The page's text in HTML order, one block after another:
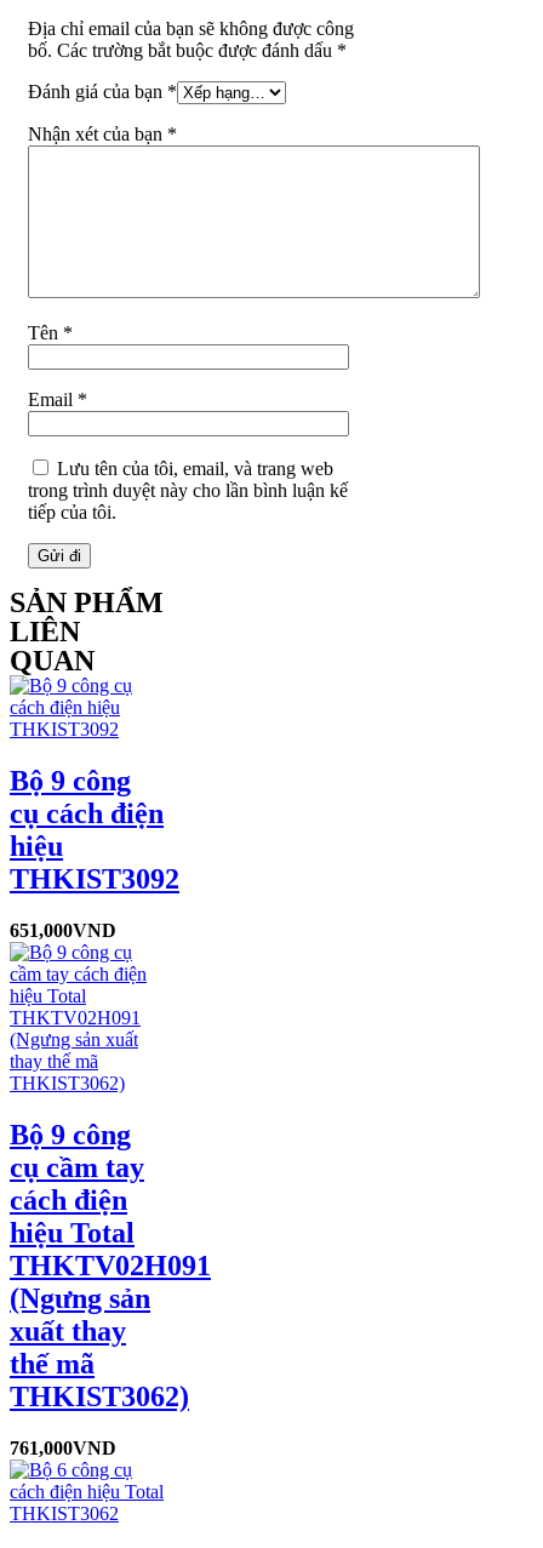
Địa chỉ email của bạn sẽ không được công
bố. Các trường bắt buộc được đánh dấu *
Đánh giá của bạn *
Nhận xét của bạn *
Tên *
Email *
Lưu tên của tôi, email, và trang web
trong trình duyệt này cho lần bình luận kế
tiếp của tôi.
SẢN PHẨM
LIÊN
QUAN
Bộ 9 công
cụ cách điện
hiệu
THKIST3092
651,000VND
Bộ 9 công
cụ cầm tay
cách điện
hiệu Total
THKTV02H091
(Ngưng sản
xuất thay
thế mã
THKIST3062)
761,000VND